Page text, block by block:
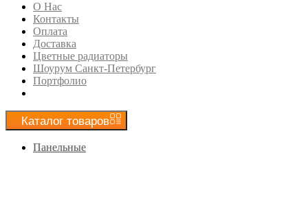
О Нас
Контакты
Оплата
Доставка
Цветные радиаторы
Шоурум Санкт-Петербург
Портфолио
Каталог товаров
Панельные